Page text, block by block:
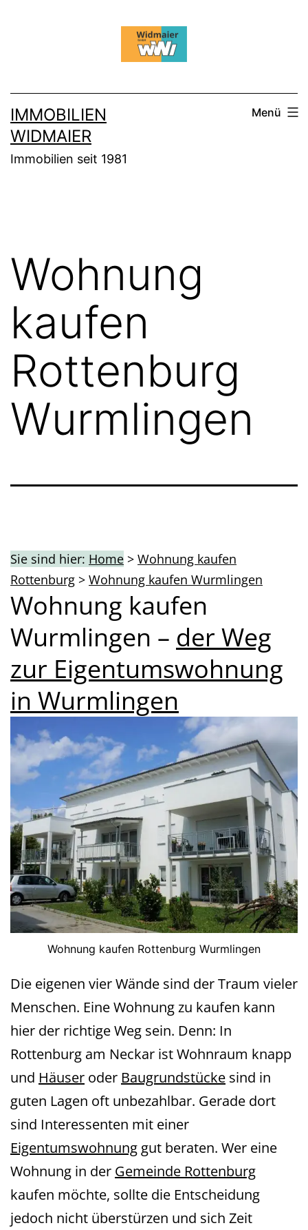
IMMOBILIEN
WIDMAIER
Immobilien seit 1981
Menü
Wohnung
kaufen
Rottenburg
Wurmlingen
Sie sind hier: Home > Wohnung kaufen
Rottenburg > Wohnung kaufen Wurmlingen
Wohnung kaufen
Wurmlingen – der Weg
zur Eigentumswohnung
in Wurmlingen
Wohnung kaufen Rottenburg Wurmlingen
Die eigenen vier Wände sind der Traum vieler
Menschen. Eine Wohnung zu kaufen kann
hier der richtige Weg sein. Denn: In
Rottenburg am Neckar ist Wohnraum knapp
und Häuser oder Baugrundstücke sind in
guten Lagen oft unbezahlbar. Gerade dort
sind Interessenten mit einer
Eigentumswohnung gut beraten. Wer eine
Wohnung in der Gemeinde Rottenburg
kaufen möchte, sollte die Entscheidung
jedoch nicht überstürzen und sich Zeit